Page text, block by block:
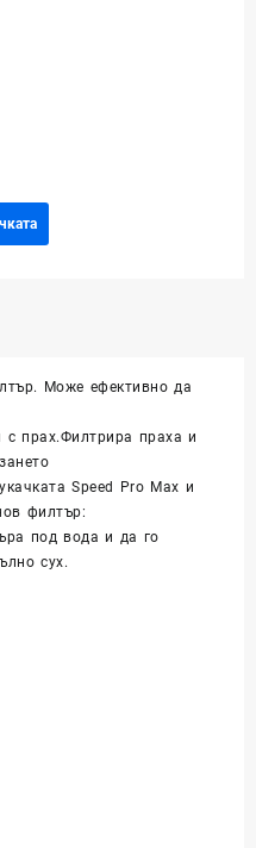
Може ефективно да
с прах.Филтрира праха и
Speed ​​Pro Max и
филтър:
под вода и да го
сух.